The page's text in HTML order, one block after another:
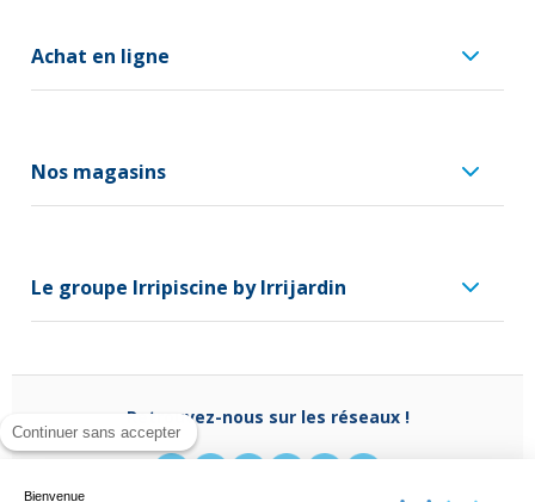
Continuer sans accepter
Bienvenue
Achat en ligne
Nos magasins
Le groupe Irripiscine by Irrijardin
Retrouvez-nous sur les réseaux !